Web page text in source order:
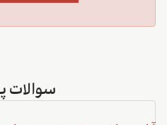
سوالات